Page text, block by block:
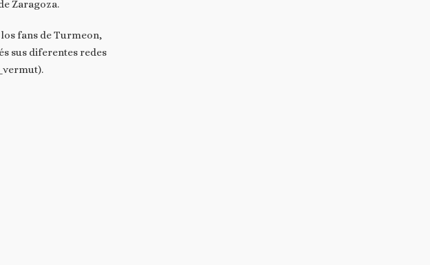
Zaragoza.
fans de Turmeon,
sus diferentes redes